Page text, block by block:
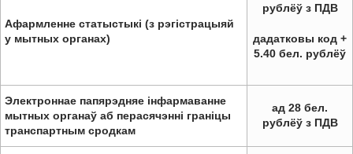
Афармленне статыстыкі (з рэгістрацыяй
у мытных органах)
рублёў з ПДВ
дадатковы код +
5.40 бел. рублёў
Электроннае папярэдняе інфармаванне
мытных органаў аб перасячэнні граніцы
транспартным сродкам
ад 28 бел.
рублёў з ПДВ